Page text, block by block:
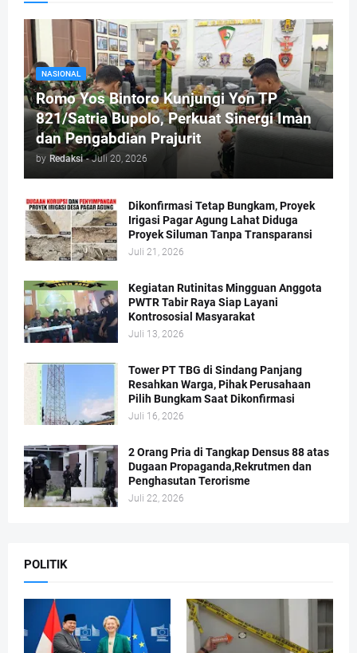
NASIONAL
Romo Yos Bintoro Kunjungi Yon TP
821/Satria Bupolo, Perkuat Sinergi Iman
dan Pengabdian Prajurit
by Redaksi - Juli 20, 2026
Dikonfirmasi Tetap Bungkam, Proyek
Irigasi Pagar Agung Lahat Diduga
Proyek Siluman Tanpa Transparansi
Juli 21, 2026
Kegiatan Rutinitas Mingguan Anggota
PWTR Tabir Raya Siap Layani
Kontrososial Masyarakat
Juli 13, 2026
Tower PT TBG di Sindang Panjang
Resahkan Warga, Pihak Perusahaan
Pilih Bungkam Saat Dikonfirmasi
Juli 16, 2026
2 Orang Pria di Tangkap Densus 88 atas
Dugaan Propaganda,Rekrutmen dan
Penghasutan Terorisme
Juli 22, 2026
POLITIK